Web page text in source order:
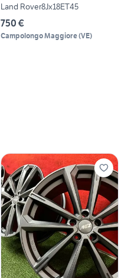
Land Rover8Jx18ET45
750 €
Campolongo Maggiore(VE)